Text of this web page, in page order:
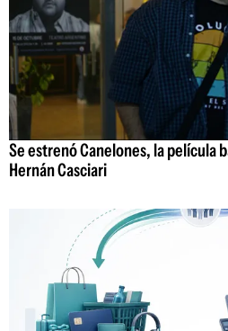
Se estrenó Canelones, la película
Hernán Casciari